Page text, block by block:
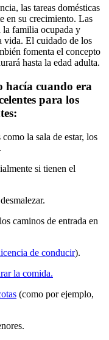
las tareas domésticas
en su crecimiento. Las
la familia ocupada y
vida. El cuidado de los
fomenta el concepto
hasta la edad adulta.
hacía cuando era
para los
la sala de estar, los
si tienen el
caminos de entrada en
de conducir).
la comida.
(como por ejemplo,